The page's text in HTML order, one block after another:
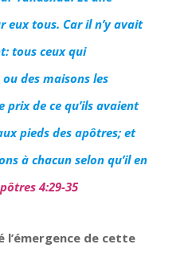
eux tous. Car il n’y avait
tous ceux qui
des maisons les
de ce qu’ils avaient
pieds des apôtres; et
à chacun selon qu’il en
4:29-35
l’émergence de cette